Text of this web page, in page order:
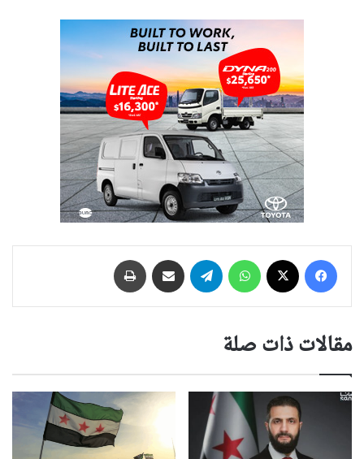
فيسبوك واتساب تيلقرام مشاركة عبر البريد
مقالات ذات صلة